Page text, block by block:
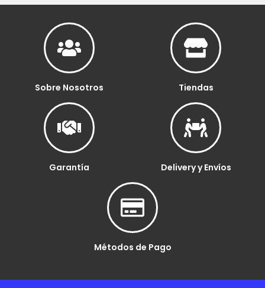
Sobre Nosotros Tiendas
Garantía Delivery y Envíos
Métodos de Pago